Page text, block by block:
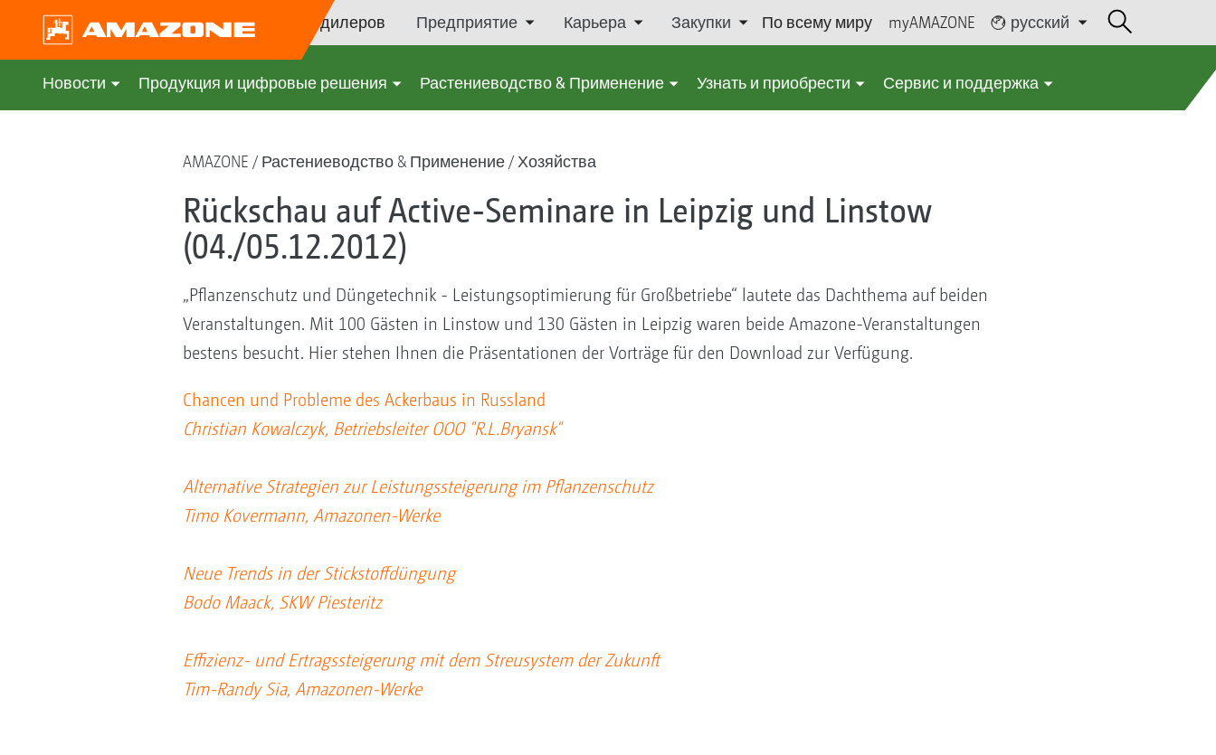
Поиск дилеров Предприятие Карьера Закупки По всему миру myAMAZONE русский
Новости Продукция и цифровые решения Растениеводство & Применение Узнать и приобрести Сервис и поддержка
AMAZONE Растениеводство & Применение Хозяйства
Rückschau auf Active-Seminare in Leipzig und Linstow
(04./05.12.2012)
„Pflanzenschutz und Düngetechnik - Leistungsoptimierung für Großbetriebe“ lautete das Dachthema auf beiden
Veranstaltungen. Mit 100 Gästen in Linstow und 130 Gästen in Leipzig waren beide Amazone-Veranstaltungen
bestens besucht. Hier stehen Ihnen die Präsentationen der Vorträge für den Download zur Verfügung.
Chancen und Probleme des Ackerbaus in Russland
Christian Kowalczyk, Betriebsleiter OOO "R.L.Bryansk"
Alternative Strategien zur Leistungssteigerung im Pflanzenschutz
Timo Kovermann, Amazonen-Werke
Neue Trends in der Stickstoffdüngung
Bodo Maack, SKW Piesteritz
Effizienz- und Ertragssteigerung mit dem Streusystem der Zukunft
Tim-Randy Sia, Amazonen-Werke